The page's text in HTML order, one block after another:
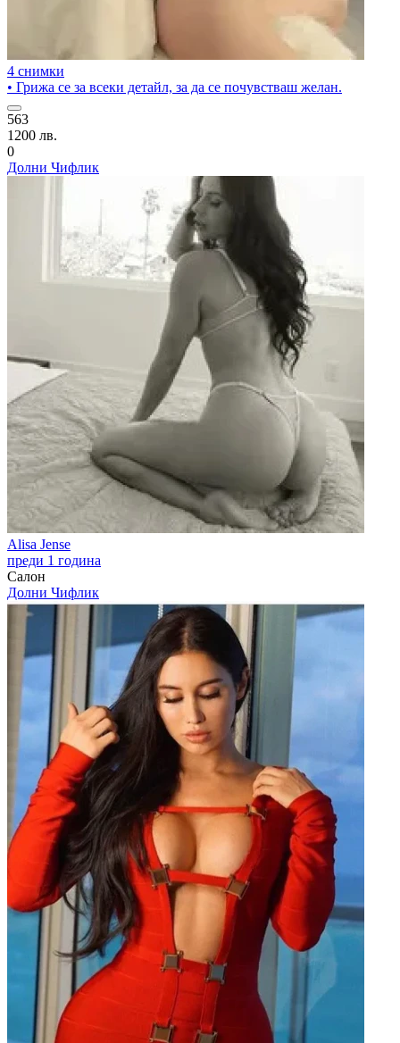
4 снимки
• Грижа се за всеки детайл, за да се почувстваш желан.
563
1200 лв.
0
Долни Чифлик
Alisa Jense
преди 1 година
Салон
Долни Чифлик